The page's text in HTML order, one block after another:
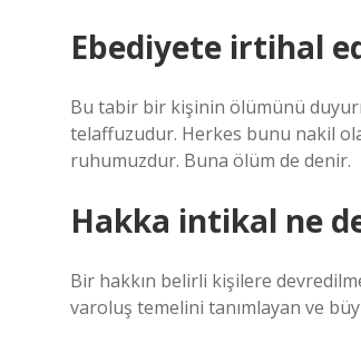
Ebediyete irtihal
Bu tabir bir kişinin ölümünü
telaffuzudur. Herkes bunu nakil
ruhumuzdur. Buna ölüm de denir.
Hakka intikal ne
Bir hakkın belirli kişilere
varoluş temelini tanımlayan ve